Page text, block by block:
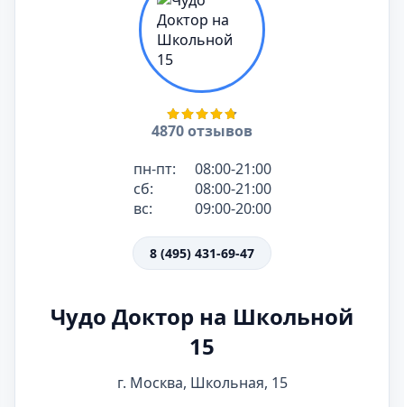
4870 отзывов
пн-пт:
08:00-21:00
сб:
08:00-21:00
вс:
09:00-20:00
8 (495) 431-69-47
Чудо Доктор на Школьной
15
г. Москва, Школьная, 15